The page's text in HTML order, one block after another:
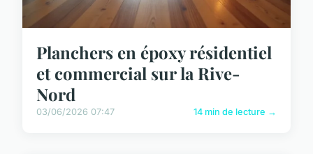
Planchers en époxy résidentiel
et commercial sur la Rive-
Nord
03/06/2026 07:47 14 min de lecture →